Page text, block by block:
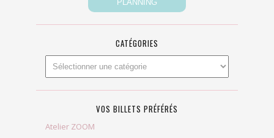
CATÉGORIES
VOS BILLETS PRÉFÉRÉS
Atelier ZOOM